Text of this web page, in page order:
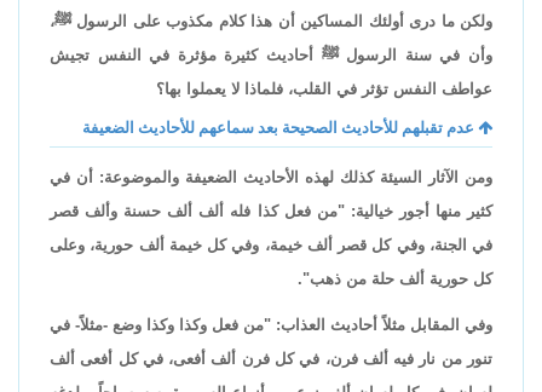
ولكن ما درى أولئك المساكين أن هذا كلام مكذوب على الرسول ﷺ،
وأن في سنة الرسول ﷺ أحاديث كثيرة مؤثرة في النفس تجيش
عواطف النفس تؤثر في القلب، فلماذا لا يعملوا بها؟
عدم تقبلهم للأحاديث الصحيحة بعد سماعهم للأحاديث الضعيفة
ومن الآثار السيئة كذلك لهذه الأحاديث الضعيفة والموضوعة: أن في
كثير منها أجور خيالية: "من فعل كذا فله ألف ألف حسنة وألف قصر
في الجنة، وفي كل قصر ألف خيمة، وفي كل خيمة ألف حورية، وعلى
كل حورية ألف حلة من ذهب".
وفي المقابل مثلاً أحاديث العذاب: "من فعل وكذا وكذا وضع -مثلاً- في
تنور من نار فيه ألف فرن، في كل فرن ألف أفعى، في كل أفعى ألف